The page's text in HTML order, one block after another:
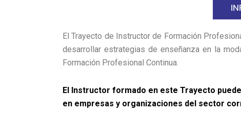
El Trayecto de Instructor de Formación
desarrollar estrategias de enseñanza en la
Formación Profesional Continua.
El Instructor formado en este Trayecto
en empresas y organizaciones del sector